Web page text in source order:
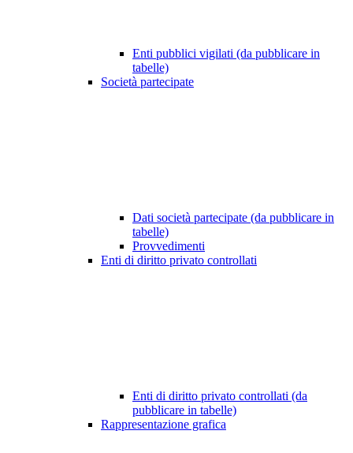
Enti pubblici vigilati (da pubblicare in
tabelle)
Società partecipate
Dati società partecipate (da pubblicare in
tabelle)
Provvedimenti
Enti di diritto privato controllati
Enti di diritto privato controllati (da
pubblicare in tabelle)
Rappresentazione grafica